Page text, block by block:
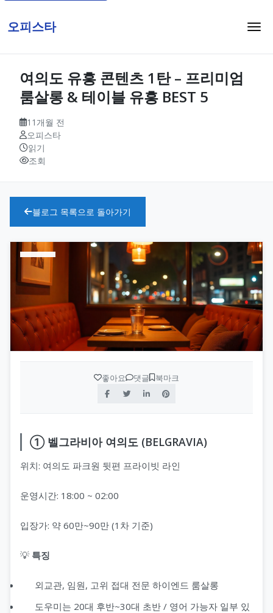
오피스타
여의도 유흥 콘텐츠 1탄 – 프리미엄
룸살롱 & 테이블 유흥 BEST 5
11개월 전
오피스타
읽기
조회
블로그 목록으로 돌아가기
좋아요 댓글 북마크
① 벨그라비아 여의도 (BELGRAVIA)
위치: 여의도 파크원 뒷편 프라이빗 라인
운영시간: 18:00 ~ 02:00
입장가: 약 60만~90만 (1차 기준)
💡 특징
외교관, 임원, 고위 접대 전문 하이엔드 룸살롱
도우미는 20대 후반~30대 초반 / 영어 가능자 일부 있